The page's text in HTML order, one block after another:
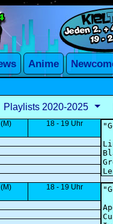
Playlists 2020-2025
(M) 18 - 19 Uhr
(M) 18 - 19 Uhr